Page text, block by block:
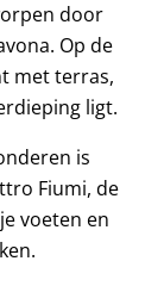
door
Op de
met terras,
ligt.
is
Fiumi, de
voeten en